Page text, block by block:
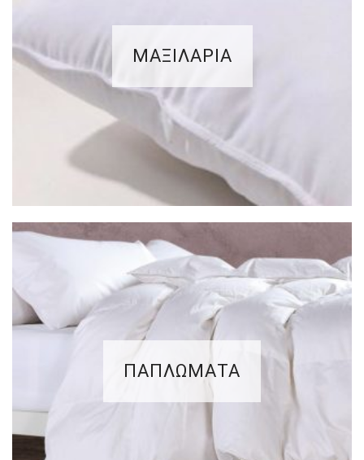
ΜΑΞΙΛΑΡΙΑ
ΠΑΠΛΩΜΑΤΑ